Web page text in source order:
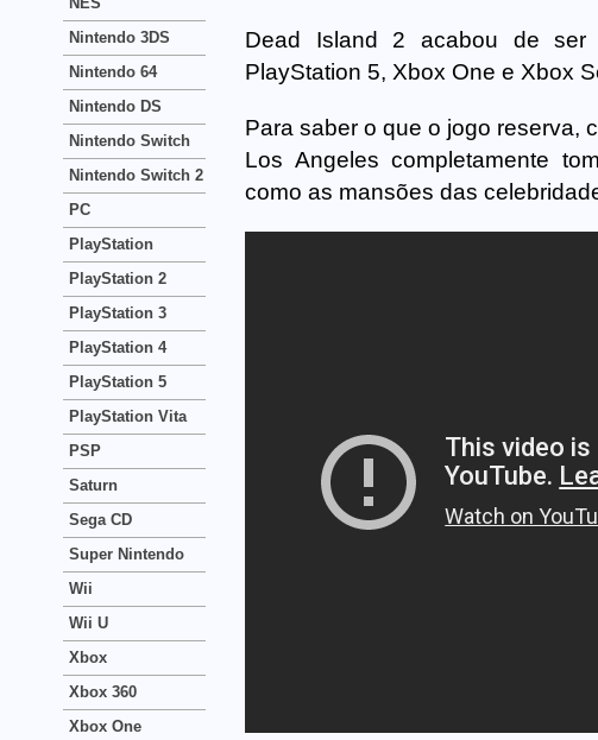
Dead Island 2 acabou de ser
PlayStation 5, Xbox One e Xbox
Para saber o que o jogo reserva,
Los Angeles completamente
como as mansões das
Nintendo 3DS
Nintendo 64
Nintendo DS
Nintendo Switch
Nintendo Switch 2
PC
PlayStation
PlayStation 2
PlayStation 3
PlayStation 4
PlayStation 5
PlayStation Vita
PSP
Saturn
Sega CD
Super Nintendo
Wii
Wii U
Xbox
Xbox 360
Xbox One